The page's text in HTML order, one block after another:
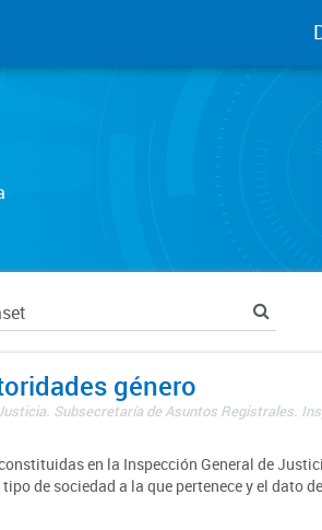
género
Subsecretaría de Asuntos Registrales.
en la Inspección General de
de sociedad a la que pertenece y el dato